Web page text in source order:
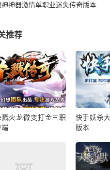
神器激情单职业迷失传奇版本
推荐
戮火龙微变打金三职
端
快手妖杀
版本